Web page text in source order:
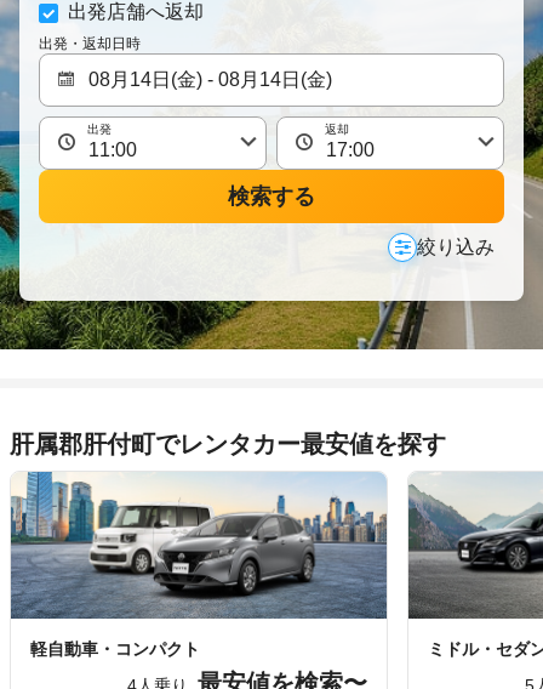
出発店舗へ返却
出発・返却日時
出発 返却
検索する
絞り込み
肝属郡肝付町でレンタカー最安値を探す
軽自動車・コンパクト
最安値を検索〜
ミドル・セダ